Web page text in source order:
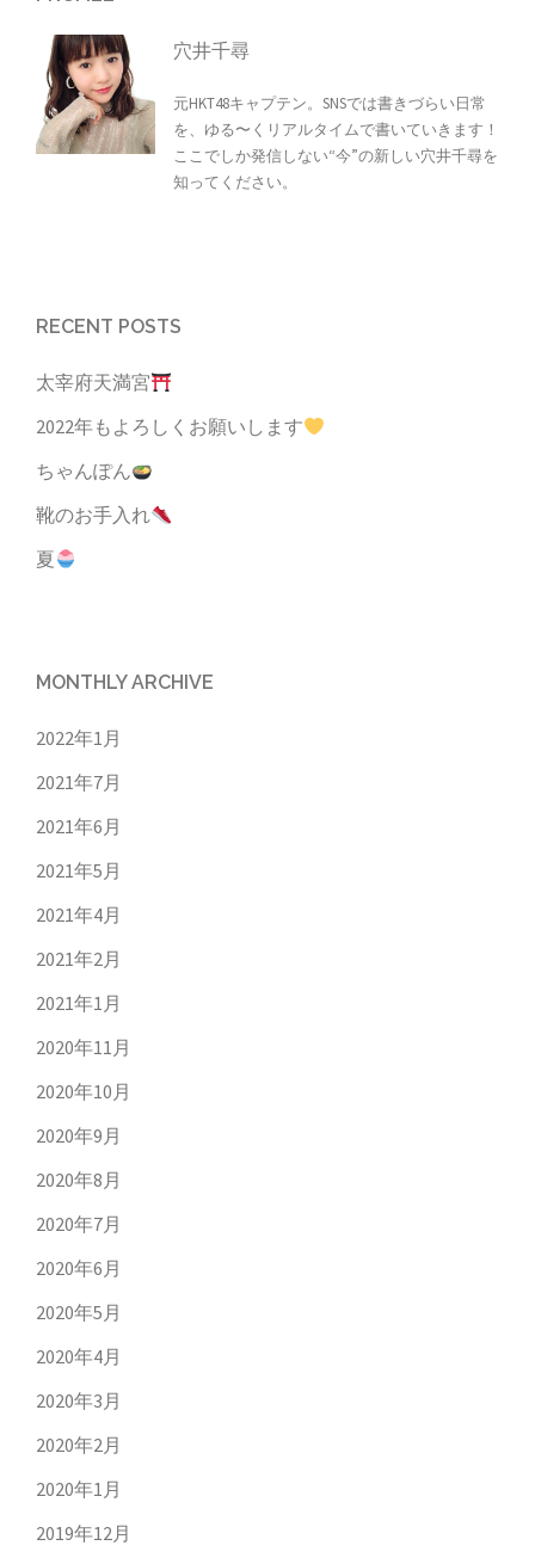
穴井千尋
元HKT48キャプテン。SNSでは書きづらい日常
を、ゆる〜くリアルタイムで書いていきます！
ここでしか発信しない“今”の新しい穴井千尋を
知ってください。
RECENT POSTS
太宰府天満宮
2022年もよろしくお願いします
ちゃんぽん
靴のお手入れ
夏
MONTHLY ARCHIVE
2022年1月
2021年7月
2021年6月
2021年5月
2021年4月
2021年2月
2021年1月
2020年11月
2020年10月
2020年9月
2020年8月
2020年7月
2020年6月
2020年5月
2020年4月
2020年3月
2020年2月
2020年1月
2019年12月